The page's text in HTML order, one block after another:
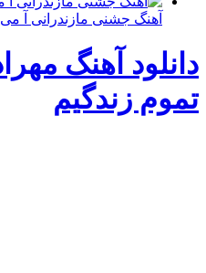
آهنگ جشنی مازندرانی آ
دانلود آهنگ
تموم زندگیم